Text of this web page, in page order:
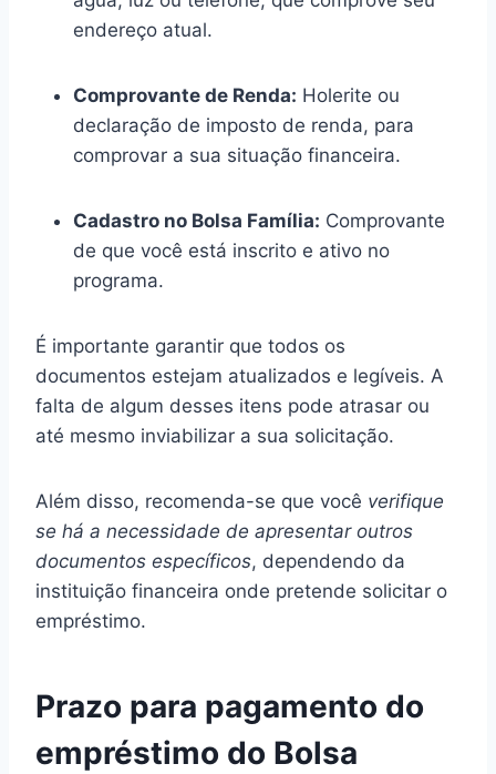
endereço atual.
Comprovante de Renda: Holerite ou
declaração de imposto de renda, para
comprovar a sua situação financeira.
Cadastro no Bolsa Família: Comprovante
de que você está inscrito e ativo no
programa.
É importante garantir que todos os
documentos estejam atualizados e legíveis. A
falta de algum desses itens pode atrasar ou
até mesmo inviabilizar a sua solicitação.
Além disso, recomenda-se que você verifique
se há a necessidade de apresentar outros
documentos específicos, dependendo da
instituição financeira onde pretende solicitar o
empréstimo.
Prazo para pagamento do
empréstimo do Bolsa